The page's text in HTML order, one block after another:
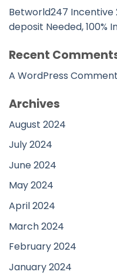
Betworld247 Incentive
deposit Needed, 100%
Recent
A WordPress
Archives
August 2024
July 2024
June 2024
May 2024
April 2024
March 2024
February 2024
January 2024